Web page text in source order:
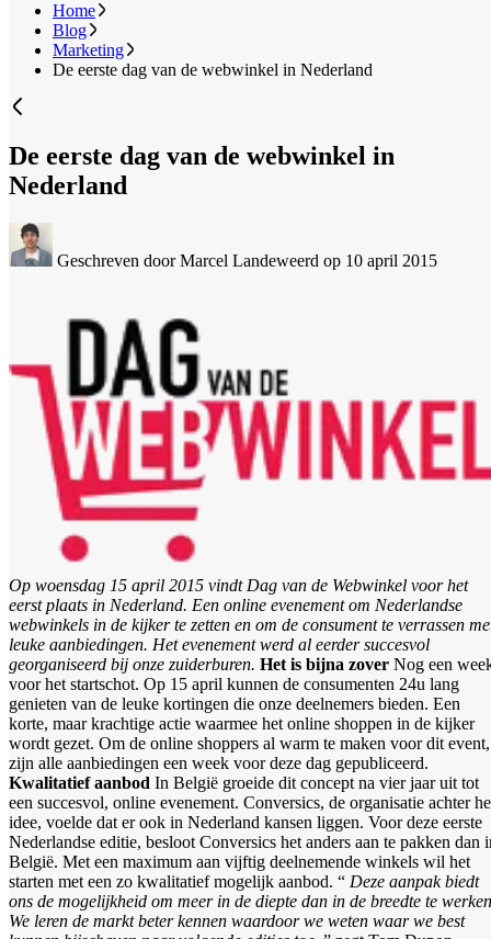
Home
Blog
Marketing
De eerste dag van de webwinkel in Nederland
De eerste dag van de webwinkel in
Nederland
Geschreven door Marcel Landeweerd op 10 april 2015
Op woensdag 15 april 2015 vindt Dag van de Webwinkel voor het
eerst plaats in Nederland. Een online evenement om Nederlandse
webwinkels in de kijker te zetten en om de consument te verrassen
leuke aanbiedingen. Het evenement werd al eerder succesvol
georganiseerd bij onze zuiderburen. Het is bijna zover Nog een
voor het startschot. Op 15 april kunnen de consumenten 24u lang
genieten van de leuke kortingen die onze deelnemers bieden. Een
korte, maar krachtige actie waarmee het online shoppen in de kijker
wordt gezet. Om de online shoppers al warm te maken voor dit event,
zijn alle aanbiedingen een week voor deze dag gepubliceerd.
Kwalitatief aanbod In België groeide dit concept na vier jaar uit tot
een succesvol, online evenement. Conversics, de organisatie achter
idee, voelde dat er ook in Nederland kansen liggen. Voor deze eerste
Nederlandse editie, besloot Conversics het anders aan te pakken dan
België. Met een maximum aan vijftig deelnemende winkels wil het
starten met een zo kwalitatief mogelijk aanbod. “ Deze aanpak biedt
ons de mogelijkheid om meer in de diepte dan in de breedte te
We leren de markt beter kennen waardoor we weten waar we best